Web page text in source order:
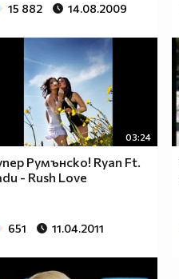
15 882 14.08.2009
03:24
Румънско! Ryan Ft.
- Rush Love
651 11.04.2011